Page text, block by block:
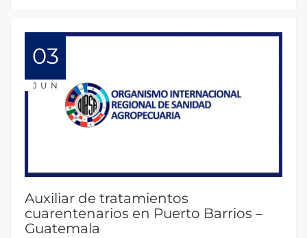
03
JUN
Auxiliar de tratamientos
cuarentenarios en Puerto Barrios –
Guatemala